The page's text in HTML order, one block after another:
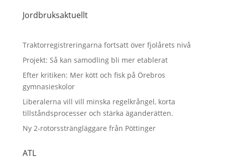
Jordbruksaktuellt
Traktorregistreringarna fortsatt över fjolårets nivå
Projekt: Så kan samodling bli mer etablerat
Efter kritiken: Mer kött och fisk på Örebros
gymnasieskolor
Liberalerna vill vill minska regelkrångel, korta
tillståndsprocesser och stärka ägande­rätten.
Ny 2-rotorssträngläggare från Pöttinger
ATL